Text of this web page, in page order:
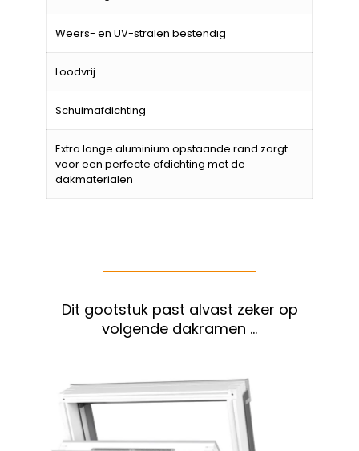
Weers- en UV-stralen bestendig
Loodvrij
Schuimafdichting
Extra lange aluminium opstaande rand zorgt
voor een perfecte afdichting met de
dakmaterialen
Dit gootstuk past alvast zeker op
volgende dakramen …